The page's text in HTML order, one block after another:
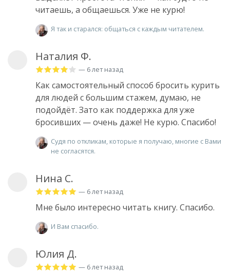
читаешь, а общаешься. Уже не курю!
Я так и старался: общаться с каждым читателем.
Наталия Ф.
— 6 лет назад
Как самостоятельный способ бросить курить
для людей с большим стажем, думаю, не
подойдёт. Зато как поддержка для уже
бросивших — очень даже! Не курю. Спасибо!
Судя по откликам, которые я получаю, многие с Вами
не согласятся.
Нина С.
— 6 лет назад
Мне было интересно читать книгу. Спасибо.
И Вам спасибо.
Юлия Д.
— 6 лет назад